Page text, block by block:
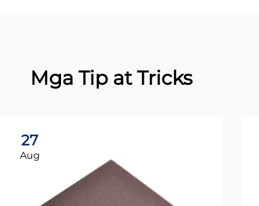
Mga Tip at Tricks
27
Aug